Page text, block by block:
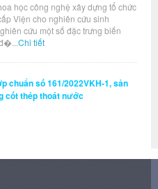
học công nghệ xây dựng tổ chức
Viện cho nghiên cứu sinh
cứu một số đặc trưng biến
Chi tiết
chuẩn số 161/2022VKH-1, sản
cốt thép thoát nước